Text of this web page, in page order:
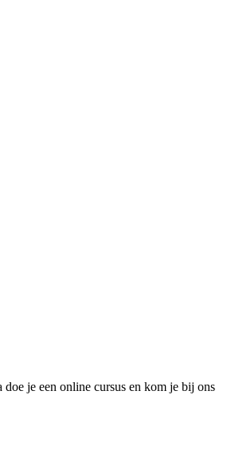
je een online cursus en kom je bij ons